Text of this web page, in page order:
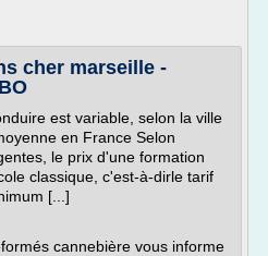
cher marseille -
est variable, selon la ville
en France Selon
le prix d'une formation
classique, c'est-à-dirle tarif
[...]
cannebière vous informe